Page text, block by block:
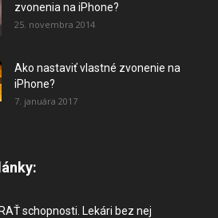
zvonenia na iPhone?
25. novembra 2014
Ako nastaviť vlastné zvonenie na
iPhone?
7. januára 2017
schopnosti. Lekári bez nej